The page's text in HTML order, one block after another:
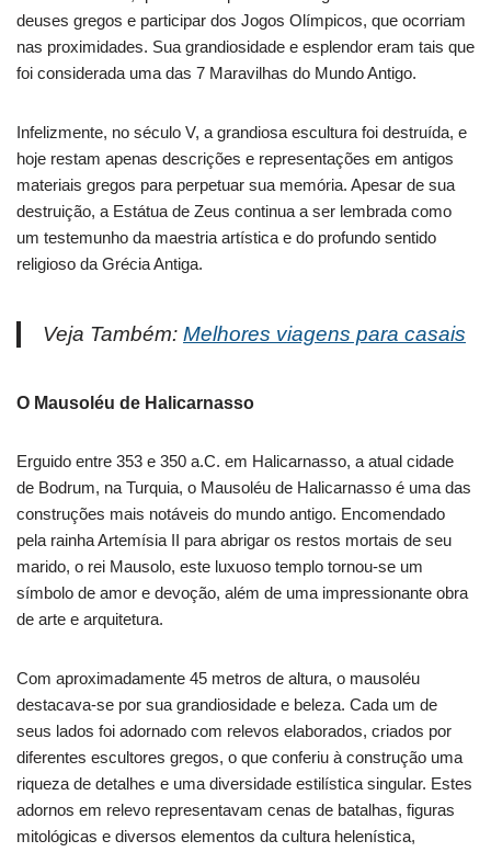
deuses gregos e participar dos Jogos Olímpicos, que ocorriam
nas proximidades. Sua grandiosidade e esplendor eram tais que
foi considerada uma das 7 Maravilhas do Mundo Antigo.
Infelizmente, no século V, a grandiosa escultura foi destruída, e
hoje restam apenas descrições e representações em antigos
materiais gregos para perpetuar sua memória. Apesar de sua
destruição, a Estátua de Zeus continua a ser lembrada como
um testemunho da maestria artística e do profundo sentido
religioso da Grécia Antiga.
Veja Também: Melhores viagens para casais
O Mausoléu de Halicarnasso
Erguido entre 353 e 350 a.C. em Halicarnasso, a atual cidade
de Bodrum, na Turquia, o Mausoléu de Halicarnasso é uma das
construções mais notáveis do mundo antigo. Encomendado
pela rainha Artemísia II para abrigar os restos mortais de seu
marido, o rei Mausolo, este luxuoso templo tornou-se um
símbolo de amor e devoção, além de uma impressionante obra
de arte e arquitetura.
Com aproximadamente 45 metros de altura, o mausoléu
destacava-se por sua grandiosidade e beleza. Cada um de
seus lados foi adornado com relevos elaborados, criados por
diferentes escultores gregos, o que conferiu à construção uma
riqueza de detalhes e uma diversidade estilística singular. Estes
adornos em relevo representavam cenas de batalhas, figuras
mitológicas e diversos elementos da cultura helenística,